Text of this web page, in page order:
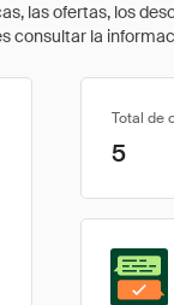
las ofertas, los
consultar la
Total de
5